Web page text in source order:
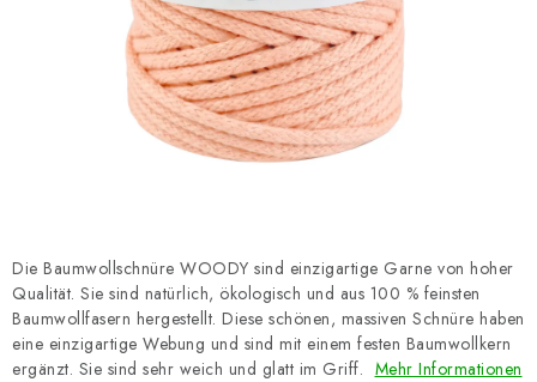
Die Baumwollschnüre WOODY sind einzigartige Garne von hoher
Qualität. Sie sind natürlich, ökologisch und aus 100 % feinsten
Baumwollfasern hergestellt. Diese schönen, massiven Schnüre haben
eine einzigartige Webung und sind mit einem festen Baumwollkern
ergänzt. Sie sind sehr weich und glatt im Griff. Mehr Informationen